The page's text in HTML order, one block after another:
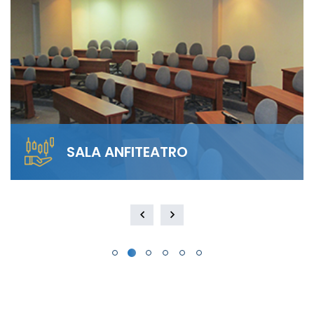
SALA ANFITEATRO
Alquila nuestra Sala Anfiteatro para 40
personas. El diseño escalonado garantiza